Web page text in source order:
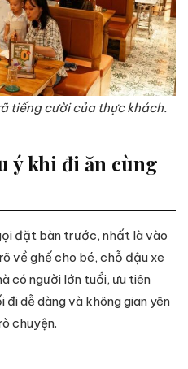
tiếng cười của thực khách.
ý khi đi ăn cùng
đặt bàn trước, nhất là vào
về ghế cho bé, chỗ đậu xe
có người lớn tuổi, ưu tiên
dễ dàng và không gian yên
chuyện.